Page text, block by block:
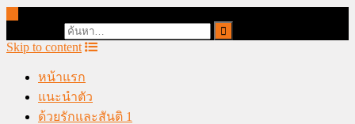
Skip to content
หน้าแรก
แนะนำตัว
ด้วยรักและสันติ 1